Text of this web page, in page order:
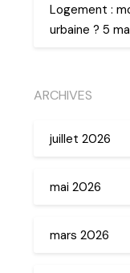
Logement :
urbaine ? 5
ARCHIVES
juillet 2026
mai 2026
mars 2026